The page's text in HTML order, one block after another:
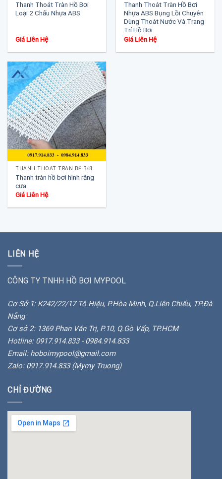
Thanh Thoát Tràn Hồ Bơi
Loại 2 Chấu Nhựa ABS
Giá Liên Hệ
Thanh Thoát Tràn Hồ Bơi
Nhựa ABS Bụng Lồi Chuyên
Dùng Thoát Nước Và Trang
Trí Hồ Bơi
Giá Liên Hệ
THANH THOÁT TRÀN BỂ BƠI
Thanh tràn hồ bơi hình răng
cưa
Giá Liên Hệ
LIÊN HỆ
CÔNG TY TNHH HỒ BƠI MYPOOL
Cơ Sở 1: K242/22/17 Tô Hiệu, P.Hòa Minh, Q.Liên Chiểu, TP.Đà
Nẵng
Cơ sở 2: 1369 Phan Văn Trị, P.10, Q.Gò Vấp, TP.HCM
Hotline: 0917.914.833 - 0984.914.833
Email: hoboimypool@gmail.com
Zalo: 0917.914.833 (Mymy Truong)
CHỈ ĐƯỜNG